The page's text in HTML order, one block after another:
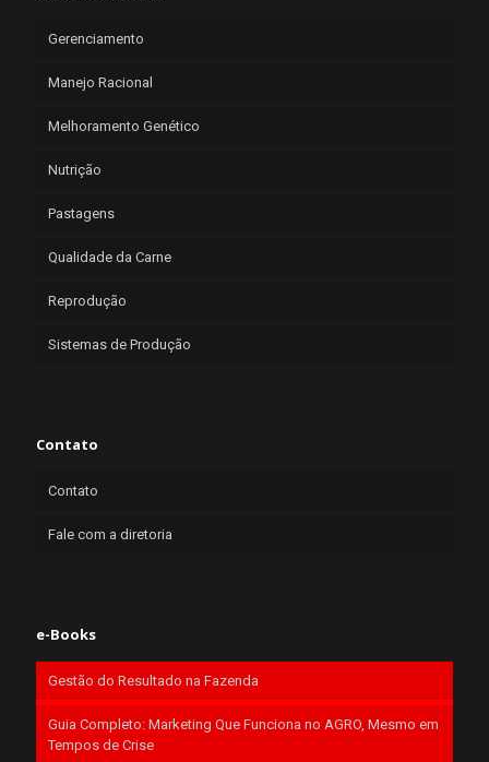
Gerenciamento
Manejo Racional
Melhoramento Genético
Nutrição
Pastagens
Qualidade da Carne
Reprodução
Sistemas de Produção
Contato
Contato
Fale com a diretoria
e-Books
Gestão do Resultado na Fazenda
Guia Completo: Marketing Que Funciona no AGRO, Mesmo em
Tempos de Crise